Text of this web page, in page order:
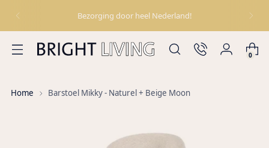
Bezorging door heel Nederland!
0
Home Barstoel Mikky - Naturel + Beige Moon